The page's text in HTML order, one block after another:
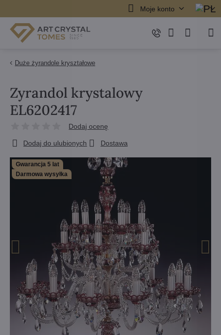
Moje konto
Duże żyrandole kryształowe
Gwarancja 5 lat
Darmowa wysyłka
Zyrandol krystalowy
EL6202417
Dodaj ocenę
Dodaj do ulubionych Dostawa